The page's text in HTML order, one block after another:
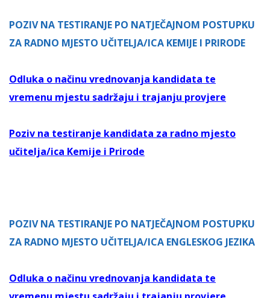
POZIV NA TESTIRANJE PO NATJEČAJNOM POSTUPKU
ZA RADNO MJESTO UČITELJA/ICA KEMIJE I PRIRODE
Odluka o načinu vrednovanja kandidata te
vremenu mjestu sadržaju i trajanju provjere
Poziv na testiranje kandidata za radno mjesto
učitelja/ica Kemije i Prirode
POZIV NA TESTIRANJE PO NATJEČAJNOM POSTUPKU
ZA RADNO MJESTO UČITELJA/ICA ENGLESKOG JEZIKA
Odluka o načinu vrednovanja kandidata te